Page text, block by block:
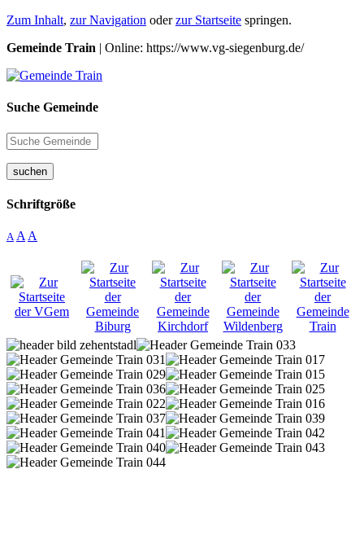
Zum Inhalt, zur Navigation oderzur Startseite springen.
Gemeinde Train | Online: https://www.vg-siegenburg.de/
Suche Gemeinde
suchen
Schriftgröße
A A A